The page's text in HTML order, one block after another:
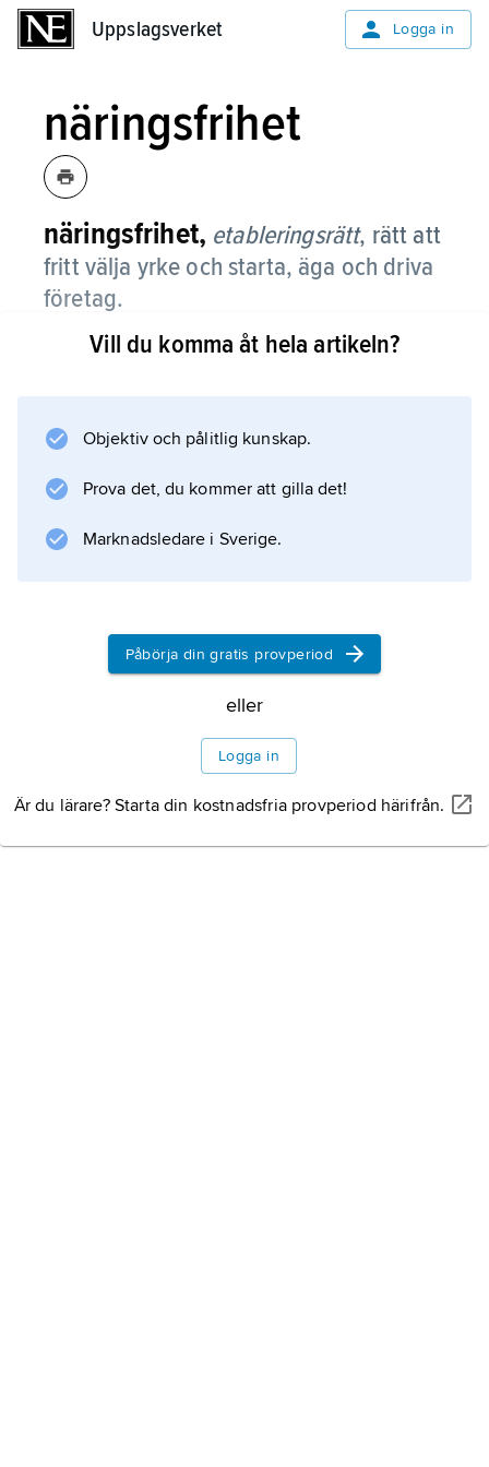
Uppslagsverket Logga in
näringsfrihet
näringsfrihet, etableringsrätt, rätt att
fritt välja yrke och starta, äga och driva
företag.
Svenska medborgare och svenska juridiska
grundläggande inslag i en fungerande
Vill du komma åt hela artikeln?
Objektiv och pålitlig kunskap.
Prova det, du kommer att gilla det!
Marknadsledare i Sverige.
Påbörja din gratis provperiod
eller
Logga in
Är du lärare? Starta din kostnadsfria provperiod härifrån.